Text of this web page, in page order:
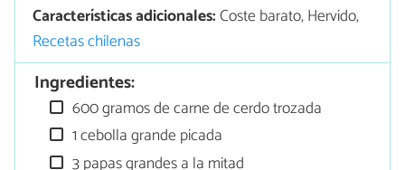
Características adicionales:Coste barato, Hervido,
Recetas chilenas
Ingredientes:
600 gramos de carne de cerdo trozada
1 cebolla grande picada
3 papas grandes a la mitad